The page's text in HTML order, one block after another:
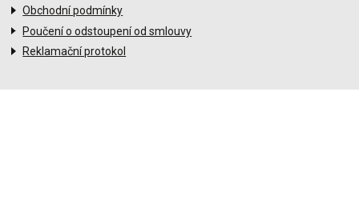
Obchodní podmínky
Poučení o odstoupení od smlouvy
Reklamační protokol